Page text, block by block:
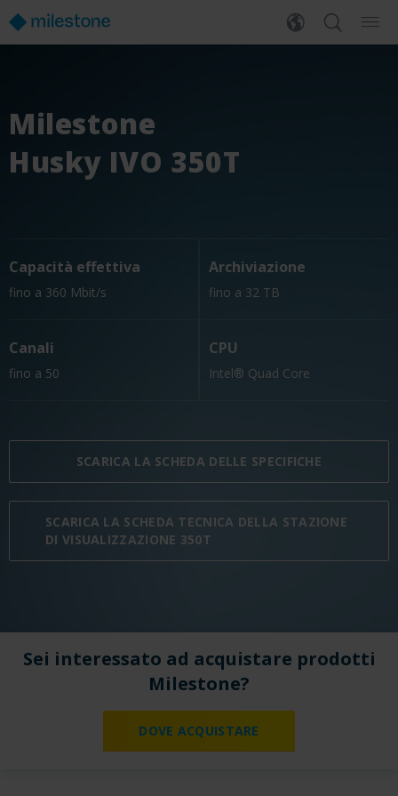
Milestone
Husky IVO 350T
Capacità effettiva
fino a 360 Mbit/s
Archiviazione
fino a 32 TB
Canali
fino a 50
CPU
Intel® Quad Core
SCARICA LA SCHEDA DELLE SPECIFICHE
SCARICA LA SCHEDA TECNICA DELLA STAZIONE
DI VISUALIZZAZIONE 350T
Sei interessato ad acquistare prodotti
Milestone?
DOVE ACQUISTARE